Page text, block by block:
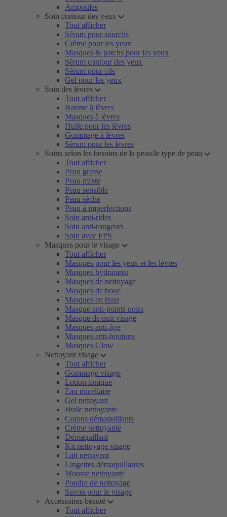
Ampoules
Soin contour des yeux
Tout afficher
Sérum pour sourcils
Crème pour les yeux
Masques & patchs pour les yeux
Sérum contour des yeux
Sérum pour cils
Gel pour les yeux
Soin des lèvres
Tout afficher
Baume à lèvres
Masques à lèvres
Huile pour les lèvres
Gommage à lèvres
Sérum pour les lèvres
Soins selon les besoins de la peau/le type de peau
Tout afficher
Peau grasse
Peau mixte
Peau sensible
Peau sèche
Peau à imperfections
Soin anti-rides
Soin anti-rougeurs
Soin avec FPS
Masques pour le visage
Tout afficher
Masques pour les yeux et les lèvres
Masques hydratants
Masques de nettoyage
Masques de boue
Masques en tissu
Masque anti-points noirs
Masque de nuit visage
Masques anti-âge
Masques anti-boutons
Masques Glow
Nettoyant visage
Tout afficher
Gommage visage
Lotion tonique
Eau micellaire
Gel nettoyant
Huile nettoyante
Cotons démaquillants
Crème nettoyante
Démaquillant
Kit nettoyage visage
Lait nettoyant
Lingettes démaquillantes
Mousse nettoyante
Poudre de nettoyage
Savon pour le visage
Accessoires beauté
Tout afficher